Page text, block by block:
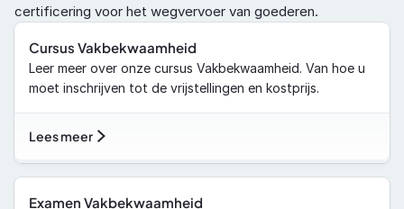
certificering voor het wegvervoer van goederen.
Cursus Vakbekwaamheid
Leer meer over onze cursus Vakbekwaamheid. Van hoe u
moet inschrijven tot de vrijstellingen en kostprijs.
Lees meer
Examen Vakbekwaamheid